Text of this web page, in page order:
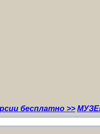
>> МУЗЕИ